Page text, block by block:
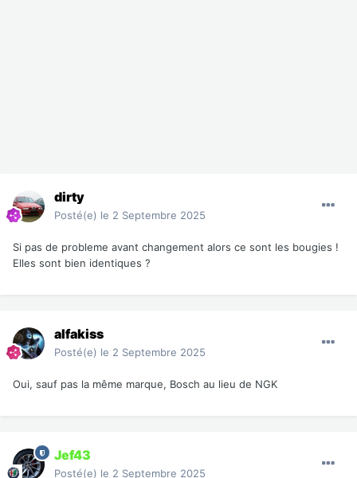
dirty
Posté(e) le 2 Septembre 2025
Si pas de probleme avant changement alors ce sont les bougies !
Elles sont bien identiques ?
alfakiss
Posté(e) le 2 Septembre 2025
Oui, sauf pas la même marque, Bosch au lieu de NGK
Jef43
Posté(e) le 2 Septembre 2025